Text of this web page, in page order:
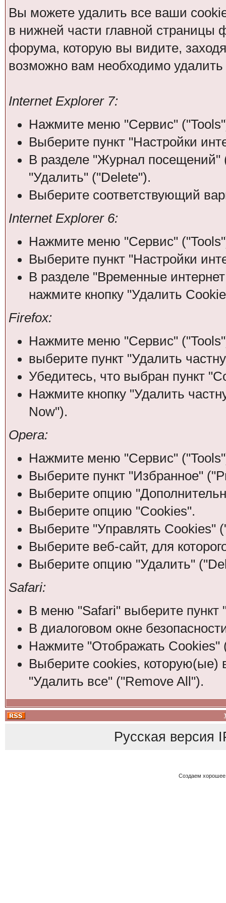
Вы можете удалить все ваши
в нижней части главной страницы
форума, которую вы видите,
возможно вам необходимо
Internet Explorer 7:
Нажмите меню "Сервис"
Выберите пункт "Настройки
В разделе "Журнал посещений"
"Удалить" ("Delete").
Выберите соответствующий
Internet Explorer 6:
Нажмите меню "Сервис"
Выберите пункт "Настройки
В разделе "Временные
нажмите кнопку "Удалить
Firefox:
Нажмите меню "Сервис"
выберите пункт "Удалить
Убедитесь, что выбран пункт
Нажмите кнопку "Удалить
Now").
Opera:
Нажмите меню "Сервис"
Выберите пункт "Избранное"
Выберите опцию
Выберите опцию "Cookies".
Выберите "Управлять Cookies"
Выберите веб-сайт, для
Выберите опцию "Удалить"
Safari:
В меню "Safari" выберите пункт
В диалоговом окне
Нажмите "Отображать Cookies"
Выберите cookies, которую(ые)
"Удалить все" ("Remove All").
Русская версия
Создаем